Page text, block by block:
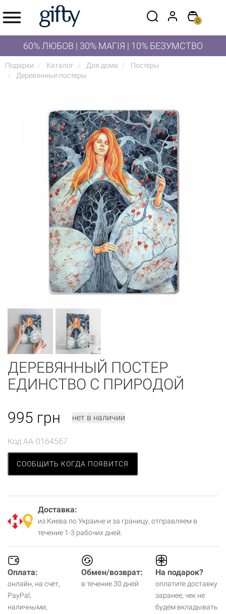
0
60% ЛЮБОВ | 30% МАГІЯ | 10% БЕЗУМСТВО
Подарки Каталог Для дома
Постеры
Деревянные постеры
ДЕРЕВЯННЫЙ ПОСТЕР
ЕДИНСТВО С ПРИРОДОЙ
995 грн нет в наличии
Код AA-0164567
СООБЩИТЬ КОГДА ПОЯВИТСЯ
Доставка:
из Киева по Украине и за границу, отправляем в
течение 1-3 рабочих дней.
Оплата:
онлайн, на счет,
PayPal,
наличными,
Обмен/возврат:
в течение 30 дней
На подарок?
оплатите доставку
заранее, чек не
будем вкладывать